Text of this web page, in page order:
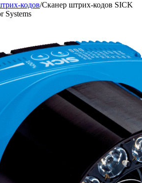
кодов/Сканер штрих-кодов SICK
Systems